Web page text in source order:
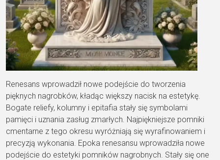
Renesans wprowadził nowe podejście do tworzenia
pięknych nagrobków, kładąc większy nacisk na estetykę.
Bogate reliefy, kolumny i epitafia stały się symbolami
pamięci i uznania zasług zmarłych. Najpiękniejsze pomniki
cmentarne z tego okresu wyróżniają się wyrafinowaniem i
precyzją wykonania. Epoka renesansu wprowadziła nowe
podejście do estetyki pomników nagrobnych. Stały się one